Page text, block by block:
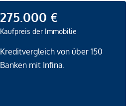
275.000 €
Kaufpreis der Immobilie
Kreditvergleich von über 150
Banken mit Infina.